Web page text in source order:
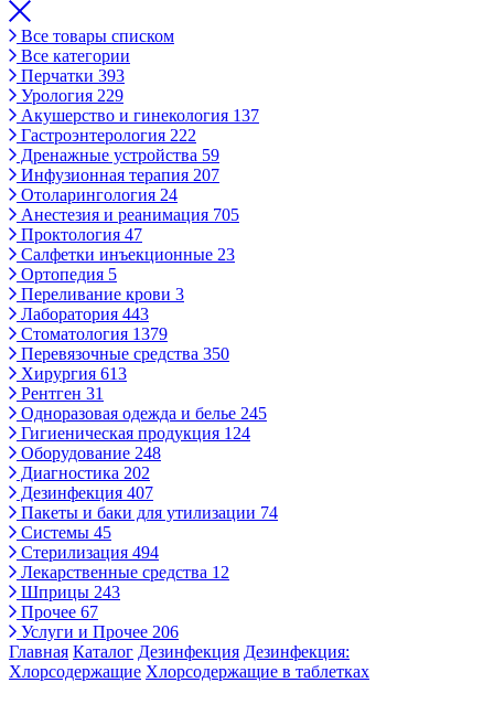
Все товары списком
Все категории
Перчатки 393
Урология 229
Акушерство и гинекология 137
Гастроэнтерология 222
Дренажные устройства 59
Инфузионная терапия 207
Отоларингология 24
Анестезия и реанимация 705
Проктология 47
Салфетки инъекционные 23
Ортопедия 5
Переливание крови 3
Лаборатория 443
Стоматология 1379
Перевязочные средства 350
Хирургия 613
Рентген 31
Одноразовая одежда и белье 245
Гигиеническая продукция 124
Оборудование 248
Диагностика 202
Дезинфекция 407
Пакеты и баки для утилизации 74
Системы 45
Стерилизация 494
Лекарственные средства 12
Шприцы 243
Прочее 67
Услуги и Прочее 206
Главная Каталог Дезинфекция Дезинфекция:
Хлорсодержащие Хлорсодержащие в таблетках